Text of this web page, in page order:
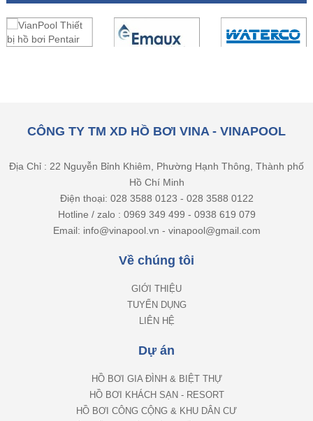
CÔNG TY TM XD HỒ BƠI VINA - VINAPOOL
Địa Chỉ : 22 Nguyễn Bỉnh Khiêm, Phường Hạnh Thông, Thành phố
Hồ Chí Minh
Điện thoại: 028 3588 0123 - 028 3588 0122
Hotline / zalo : 0969 349 499 - 0938 619 079
Email: info@vinapool.vn - vinapool@gmail.com
Về chúng tôi
GIỚI THIỆU
TUYỂN DỤNG
LIÊN HỆ
Dự án
HỒ BƠI GIA ĐÌNH & BIỆT THỰ
HỒ BƠI KHÁCH SẠN - RESORT
HỒ BƠI CÔNG CỘNG & KHU DÂN CƯ